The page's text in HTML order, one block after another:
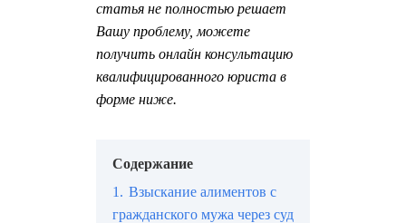
статья не полностью решает
Вашу проблему, можете
получить онлайн консультацию
квалифицированного юриста в
форме ниже.
Содержание
1. Взыскание алиментов с
гражданского мужа через суд